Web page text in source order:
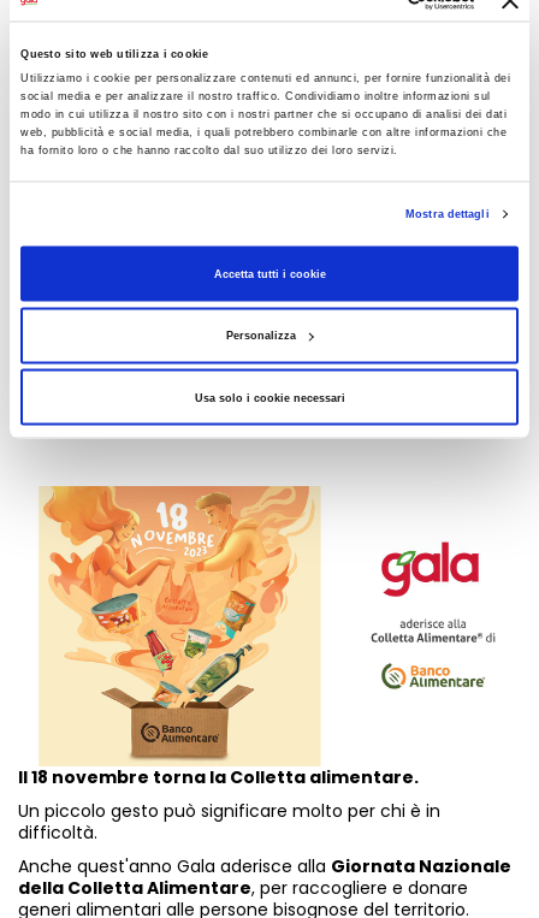
Questo sito web utilizza i cookie
Utilizziamo i cookie per personalizzare contenuti ed annunci, per fornire funzionalità dei
social media e per analizzare il nostro traffico. Condividiamo inoltre informazioni sul
modo in cui utilizza il nostro sito con i nostri partner che si occupano di analisi dei dati
web, pubblicità e social media, i quali potrebbero combinarle con altre informazioni che
ha fornito loro o che hanno raccolto dal suo utilizzo dei loro servizi.
Mostra dettagli
Accetta tutti i cookie
Personalizza
Usa solo i cookie necessari
In continuità con la campagna #civuoleunfiore, in
occasione della Giornata internazionale per l'eliminazione
a sostegno dei centri antiviolenza sul territorio,
2mila euro all’associazione Libera…mente donna ets
ed ai suoi centri antiviolenza, che accolgono, sostengono e
se necessario ospitano le donne vittime di violenza e i loro
figli, accompagnandole in un percorso verso la libertà e
l'autodeterminazione.
leggi la news
Il 18 novembre torna la Colletta alimentare.
Un piccolo gesto può significare molto per chi è in
difficoltà.
Anche quest'anno Gala aderisce alla Giornata Nazionale
della Colletta Alimentare, per raccogliere e donare
generi alimentari alle persone bisognose del territorio.